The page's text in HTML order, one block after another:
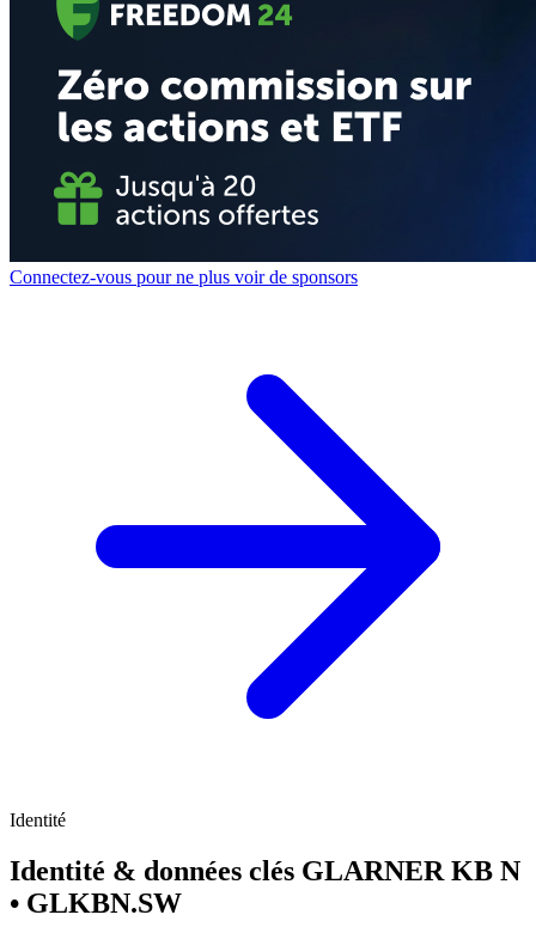
Connectez-vous pour ne plus voir de sponsors
Identité
Identité & données clés GLARNER KB N
• GLKBN.SW